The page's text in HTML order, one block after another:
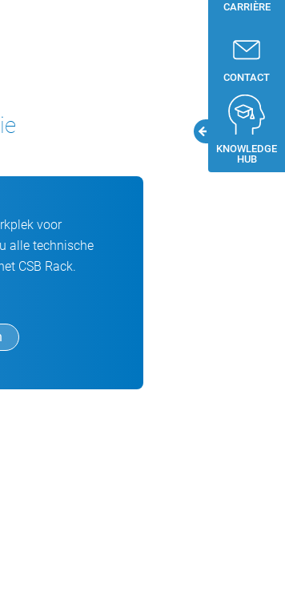
CARRIÈRE
CONTACT
KNOWLEDGE
HUB
voor
alle technische
CSB Rack.